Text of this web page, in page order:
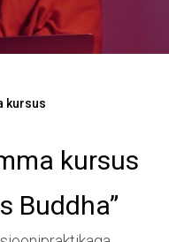
kursus
kursus
Buddha”